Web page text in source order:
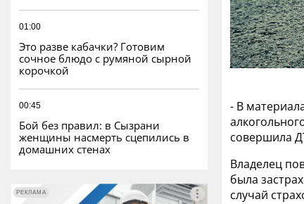
01:00
Это разве кабачки? Готовим
сочное блюдо с румяной сырной
корочкой
00:45
Бой без правил: в Сызрани
женщины насмерть сцепились в
домашних стенах
РЕКЛАМА РЕКЛАМА
- В
совершила
Владелец
была
случай